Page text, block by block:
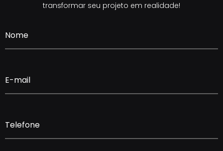
transformar seu projeto em realidade!
Nome
E-mail
Telefone